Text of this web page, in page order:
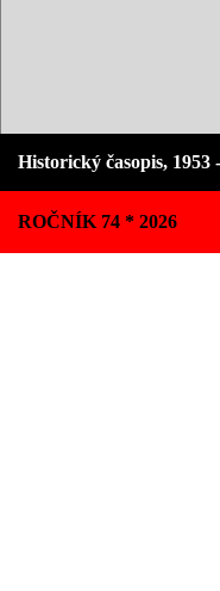
Historický časopis,
ROČNÍK 74 * 2026